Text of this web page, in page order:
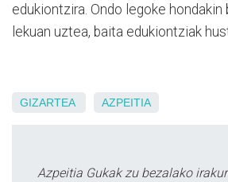
edukiontzira. Ondo legoke hondakin
lekuan uztea, baita edukiontziak
GIZARTEA AZPEITIA
Azpeitia Gukak zu bezalako